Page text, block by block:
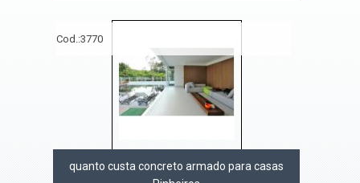
Cod.:3770
quanto custa concreto armado para casas